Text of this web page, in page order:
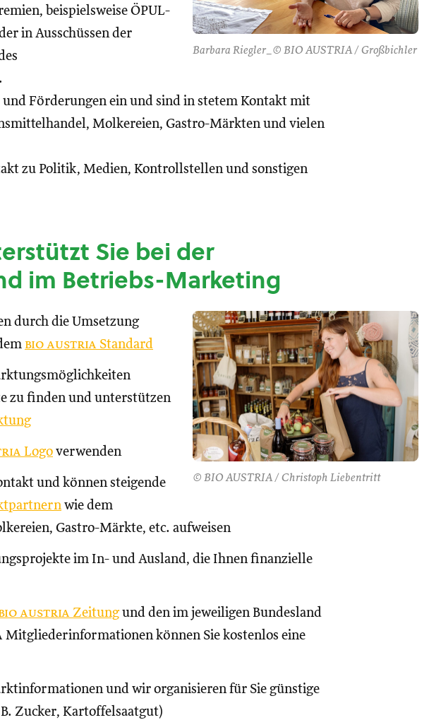
Barbara Riegler_© BIO AUSTRIA / Großbichler
beispielsweise ÖPUL-
in Ausschüssen der
und Förderungen ein und sind in stetem Kontakt mit
Molkereien, Gastro-Märkten und vielen
zu Politik, Medien, Kontrollstellen und sonstigen
Sie bei der
im Betriebs-Marketing
© BIO AUSTRIA / Christoph Liebentritt
durch die Umsetzung
bio austria Standard
zu finden und unterstützen
Logo verwenden
und können steigende
wie dem
Gastro-Märkte, etc. aufweisen
im In- und Ausland, die Ihnen finanzielle
austria Zeitungund den im jeweiligen Bundesland
Mitgliederinformationen können Sie kostenlos eine
und wir organisieren für Sie günstige
Zucker, Kartoffelsaatgut)